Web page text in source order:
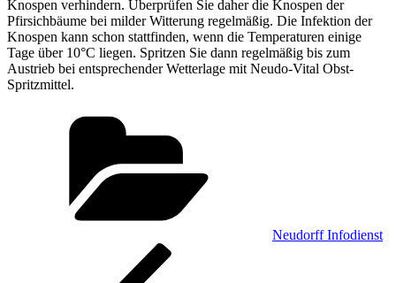
Knospen verhindern. Überprüfen Sie daher die Knospen der
Pfirsichbäume bei milder Witterung regelmäßig. Die Infektion der
Knospen kann schon stattfinden, wenn die Temperaturen einige
Tage über 10°C liegen. Spritzen Sie dann regelmäßig bis zum
Austrieb bei entsprechender Wetterlage mit Neudo-Vital Obst-
Spritzmittel.
Neudorff Infodienst
Beitragsnavigation